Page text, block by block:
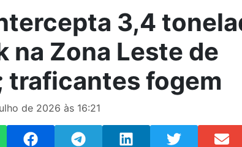
3,4
na Zona Leste de
traficantes fogem
de 2026 às 16:21